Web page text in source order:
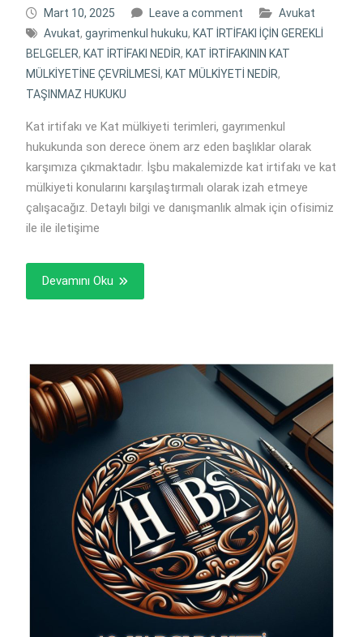
Mart 10, 2025 Leave a comment
Avukat
Avukat, gayrimenkul hukuku, KAT İRTİFAKI İÇİN GEREKLİ
BELGELER, KAT İRTİFAKI NEDİR, KAT İRTİFAKININ KAT
MÜLKİYETİNE ÇEVRİLMESİ , KAT MÜLKİYETİ NEDİR,
TAŞINMAZ HUKUKU
Kat irtifakı ve Kat mülkiyeti terimleri, gayrımenkul
hukukunda son derece önem arz eden başlıklar olarak
karşımıza çıkmaktadır. İşbu makalemizde kat irtifakı ve kat
mülkiyeti konularını karşılaştırmalı olarak izah etmeye
çalışacağız. Detaylı bilgi ve danışmanlık almak için ofisimiz
ile ile iletişime
Devamını Oku